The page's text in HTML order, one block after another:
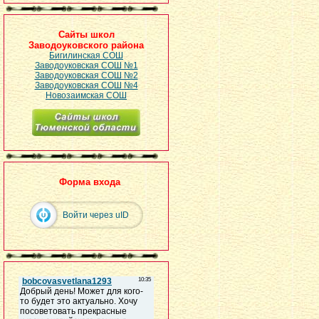
Сайты школ
Заводоуковского района
Бигилинская СОШ
Заводоуковская СОШ №1
Заводоуковская СОШ №2
Заводоуковская СОШ №4
Новозаимская СОШ
Форма входа
Войти через uID